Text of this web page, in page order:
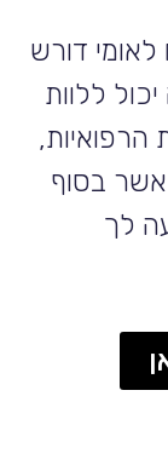
לאומי דורש
ללוות
הרפואיות,
בסוף
לך